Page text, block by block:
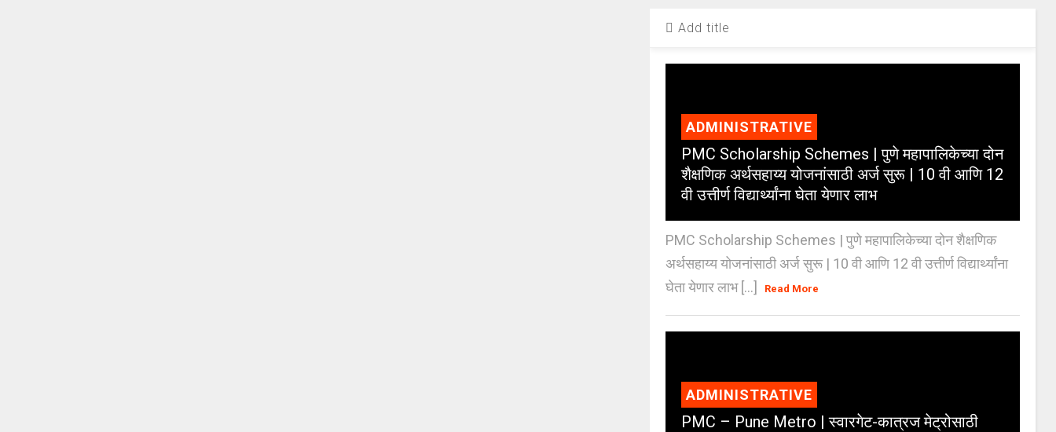
Add title
ADMINISTRATIVE
PMC Scholarship Schemes | पुणे महापालिकेच्या दोन
शैक्षणिक अर्थसहाय्य योजनांसाठी अर्ज सुरू | 10 वी आणि 12
वी उत्तीर्ण विद्यार्थ्यांना घेता येणार लाभ
PMC Scholarship Schemes | पुणे महापालिकेच्या दोन शैक्षणिक
अर्थसहाय्य योजनांसाठी अर्ज सुरू | 10 वी आणि 12 वी उत्तीर्ण विद्यार्थ्यांना
घेता येणार लाभ [...]
Read More
ADMINISTRATIVE
PMC – Pune Metro | स्वारगेट-कात्रज मेट्रोसाठी